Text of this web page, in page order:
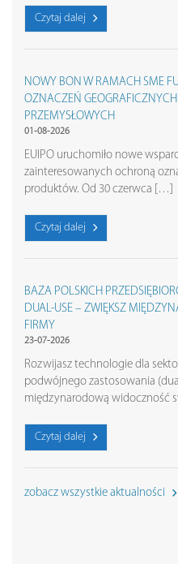
Czytaj dalej
NOWY BON W RAMACH SME
OZNACZEŃ GEOGRAFICZNYCH
PRZEMYSŁOWYCH
01-08-2026
EUIPO uruchomiło nowe
zainteresowanych ochroną
produktów. Od 30 czerwca […]
Czytaj dalej
BAZA POLSKICH
DUAL-USE – ZWIĘKSZ
FIRMY
23-07-2026
Rozwijasz technologie dla
podwójnego zastosowania
międzynarodową widoczność
Czytaj dalej
zobacz wszystkie aktualności